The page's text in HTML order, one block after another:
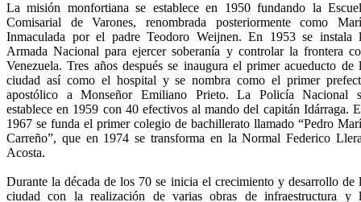
La misión monfortiana se establece en 1950 fundando la
Comisarial de Varones, renombrada posteriormente como
Inmaculada por el padre Teodoro Weijnen. En 1953 se instala
Armada Nacional para ejercer soberanía y controlar la frontera
Venezuela. Tres años después se inaugura el primer acueducto de
ciudad así como el hospital y se nombra como el primer
apostólico a Monseñor Emiliano Prieto. La Policía Nacional
establece en 1959 con 40 efectivos al mando del capitán Idárraga.
1967 se funda el primer colegio de bachillerato llamado “Pedro
Carreño”, que en 1974 se transforma en la Normal Federico
Acosta.
Durante la década de los 70 se inicia el crecimiento y desarrollo de
ciudad con la realización de varias obras de infraestructura y